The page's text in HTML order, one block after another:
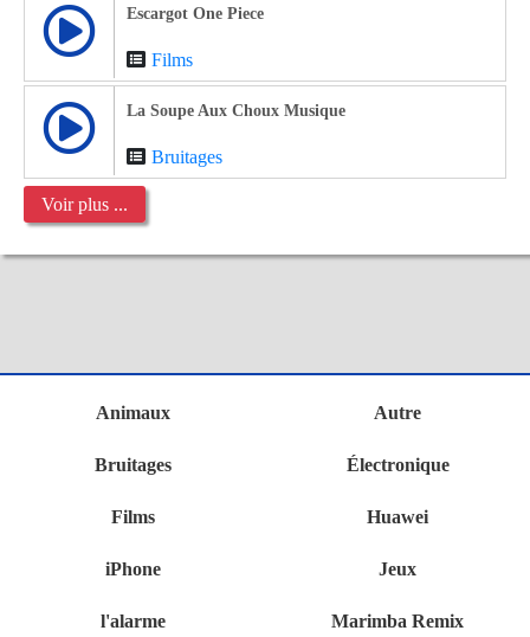
Escargot One Piece
Films
La Soupe Aux Choux Musique
Bruitages
Voir plus ...
Animaux Autre
Bruitages Électronique
Films Huawei
iPhone Jeux
l'alarme Marimba Remix